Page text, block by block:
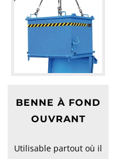
BENNE À FOND
OUVRANT
Utilisable partout où il